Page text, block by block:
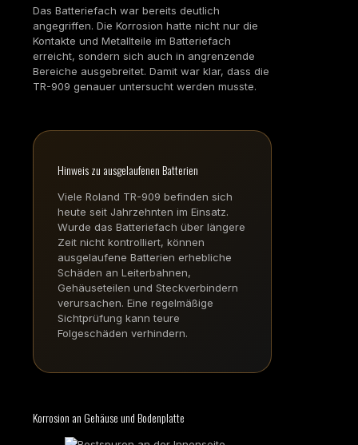
Das Batteriefach war bereits deutlich
angegriffen. Die Korrosion hatte nicht nur die
Kontakte und Metallteile im Batteriefach
erreicht, sondern sich auch in angrenzende
Bereiche ausgebreitet. Damit war klar, dass die
TR-909 genauer untersucht werden musste.
Hinweis zu ausgelaufenen Batterien
Viele Roland TR-909 befinden sich
heute seit Jahrzehnten im Einsatz.
Wurde das Batteriefach über längere
Zeit nicht kontrolliert, können
ausgelaufene Batterien erhebliche
Schäden an Leiterbahnen,
Gehäuseteilen und Steckverbindern
verursachen. Eine regelmäßige
Sichtprüfung kann teure
Folgeschäden verhindern.
Korrosion an Gehäuse und Bodenplatte